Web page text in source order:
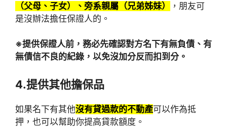
（父母、子女）、旁系親屬（兄弟姊妹）
，朋友可
是沒辦法擔任保證人的。
※提供保證人前，務必先確認對方名下有無負債、有
無債信不良的紀錄，以免沒加分反而扣到分。
4.提供其他擔保品
如果名下有其他沒有貸過款的不動產可以作為抵
押，也可以幫助你提高貸款額度。